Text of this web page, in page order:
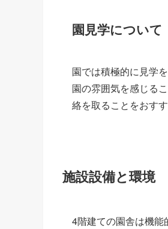
園見学について
園では積極的に見学
園の雰囲気を感じる
絡を取ることをおすす
施設設備と環境
4階建ての園舎は機